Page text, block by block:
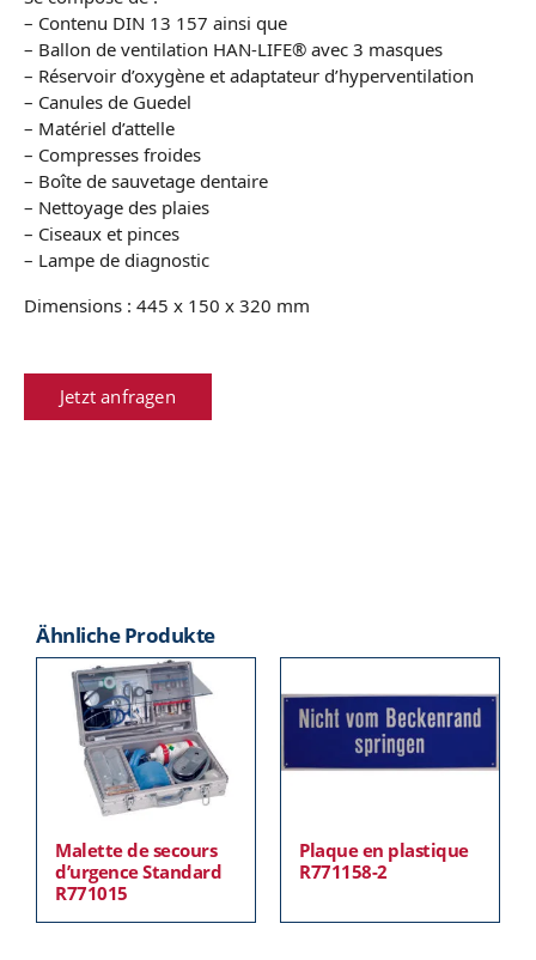
– Contenu DIN 13 157 ainsi que
– Ballon de ventilation HAN-LIFE® avec 3 masques
– Réservoir d’oxygène et adaptateur d’hyperventilation
– Canules de Guedel
– Matériel d’attelle
– Compresses froides
– Boîte de sauvetage dentaire
– Nettoyage des plaies
– Ciseaux et pinces
– Lampe de diagnostic
Dimensions : 445 x 150 x 320 mm
Jetzt anfragen
Ähnliche Produkte
Malette de secours
d’urgence Standard
R771015
Plaque en plastique
R771158-2